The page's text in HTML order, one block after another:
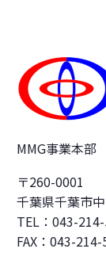
MMG事業本部
〒260-0001
千葉県千葉市
TEL：043-
FAX：043-214-